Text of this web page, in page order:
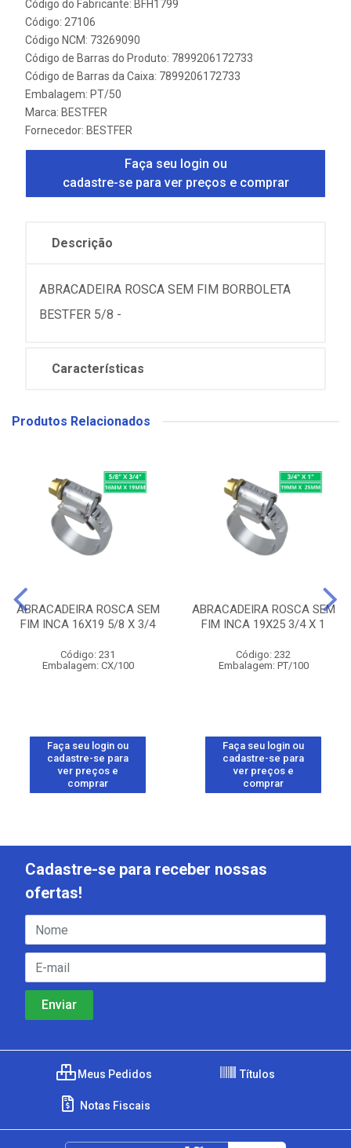
Código do Fabricante: BFH1799
Código: 27106
Código NCM: 73269090
Código de Barras do Produto: 7899206172733
Código de Barras da Caixa: 7899206172733
Embalagem: PT/50
Marca: BESTFER
Fornecedor: BESTFER
Faça seu login ou
cadastre-se para ver preços e comprar
Descrição
ABRACADEIRA ROSCA SEM FIM BORBOLETA
BESTFER 5/8 -
Características
Produtos Relacionados
ABRACADEIRA ROSCA SEM
FIM INCA 16X19 5/8 X 3/4
Código: 231
Embalagem: CX/100
Faça seu login ou
cadastre-se para
ver preços e
comprar
ABRACADEIRA ROSCA SEM
FIM INCA 19X25 3/4 X 1
Código: 232
Embalagem: PT/100
Faça seu login ou
cadastre-se para
ver preços e
comprar
Cadastre-se para receber nossas
ofertas!
Meus Pedidos Títulos
Notas Fiscais